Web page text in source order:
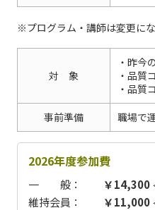
※プログラム・講師は変更にな
対 象
・昨今
・品質
・品質
事前準備
職場で
2026年度参加費
一 般： ￥14,300
維持会員： ￥11,000